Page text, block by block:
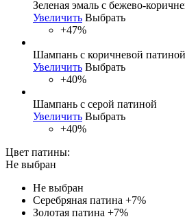
Зеленая эмаль с бежево-
Увеличить Выбрать
+47%
Шампань с коричневой патиной
Увеличить Выбрать
+40%
Шампань с серой патиной
Увеличить Выбрать
+40%
Цвет патины:
Не выбран
Не выбран
Серебряная патина +7%
Золотая патина +7%